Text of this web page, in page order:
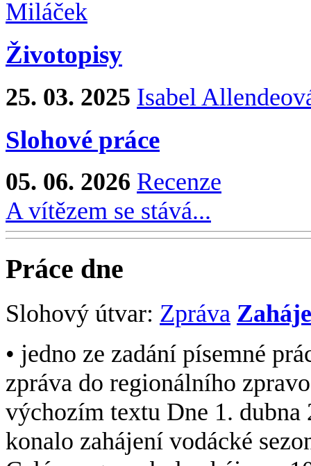
Miláček
Životopisy
25. 03. 2025 Isabel
Slohové práce
05. 06. 2026 Recenze
A vítězem se stává...
Práce dne
Slohový útvar: Zpráva
• jedno ze zadání písemné
zpráva do regionálního
výchozím textu Dne 1.
konalo zahájení vodácké